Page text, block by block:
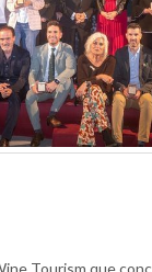
Tourism que